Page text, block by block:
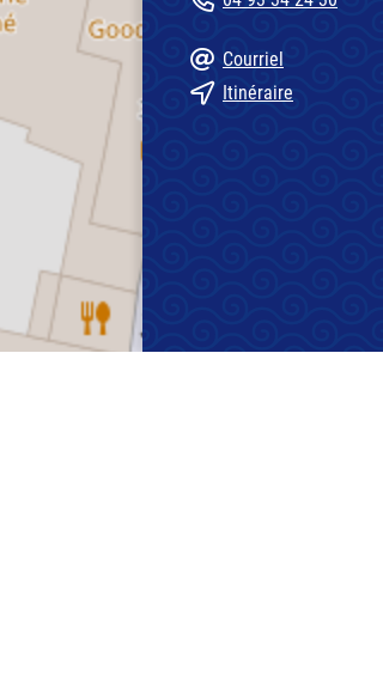
Courriel
Itinéraire